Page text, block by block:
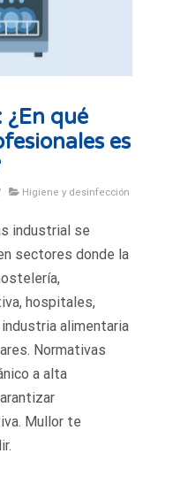
¿En qué
es
Higiene y desinfección
industrial se
sectores donde la
hospitales,
alimentaria
Normativas
a alta
Mullor te